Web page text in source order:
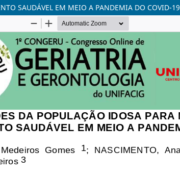
SAUDÁVEL EM MEIO A PANDEMIA DO COVID-19